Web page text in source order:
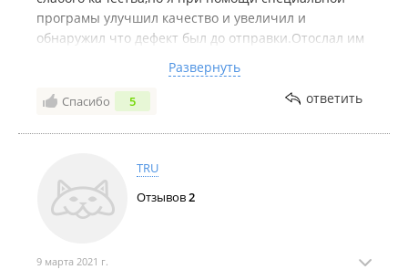
програмы улучшил качество и увеличил и
обнаружил что дефект был до отправки.Отослал им
причем,а в ответ игнор и тишина
Комментарий:Типичные приморские "БАРЫГИ",не
Развернуть
Спасибо 5 ответить
TRU
Отзывов2
9 марта 2021 г.